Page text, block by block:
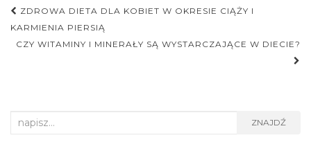
Nawigacja
postu
ZDROWA DIETA DLA KOBIET W OKRESIE CIĄŻY I
KARMIENIA PIERSIĄ
CZY WITAMINY I MINERAŁY SĄ WYSTARCZAJĄCE W DIECIE?
Search
ZNAJDŹ